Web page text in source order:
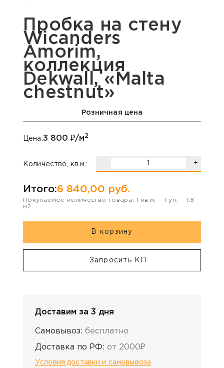
Пробка на стену
Wicanders
Amorim,
коллекция
Dekwall, «Malta
chestnut»
Розничная цена
Цена:3 800 ₽/м2
Количество, кв.м.: - +
Итого:6 840,00 руб.
Покупаемое количество товара: 1 кв.м. =1 уп. =1.8
м2
В корзину
Запросить КП
Доставим за 3 дня
Самовывоз: бесплатно
Доставка по РФ: от 2000₽
Условия доставки и самовывоза